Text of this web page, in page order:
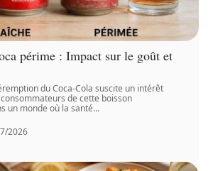
périme : Impact sur le goût et
du Coca-Cola suscite un intérêt
de cette boisson
un monde où la santé…
2026